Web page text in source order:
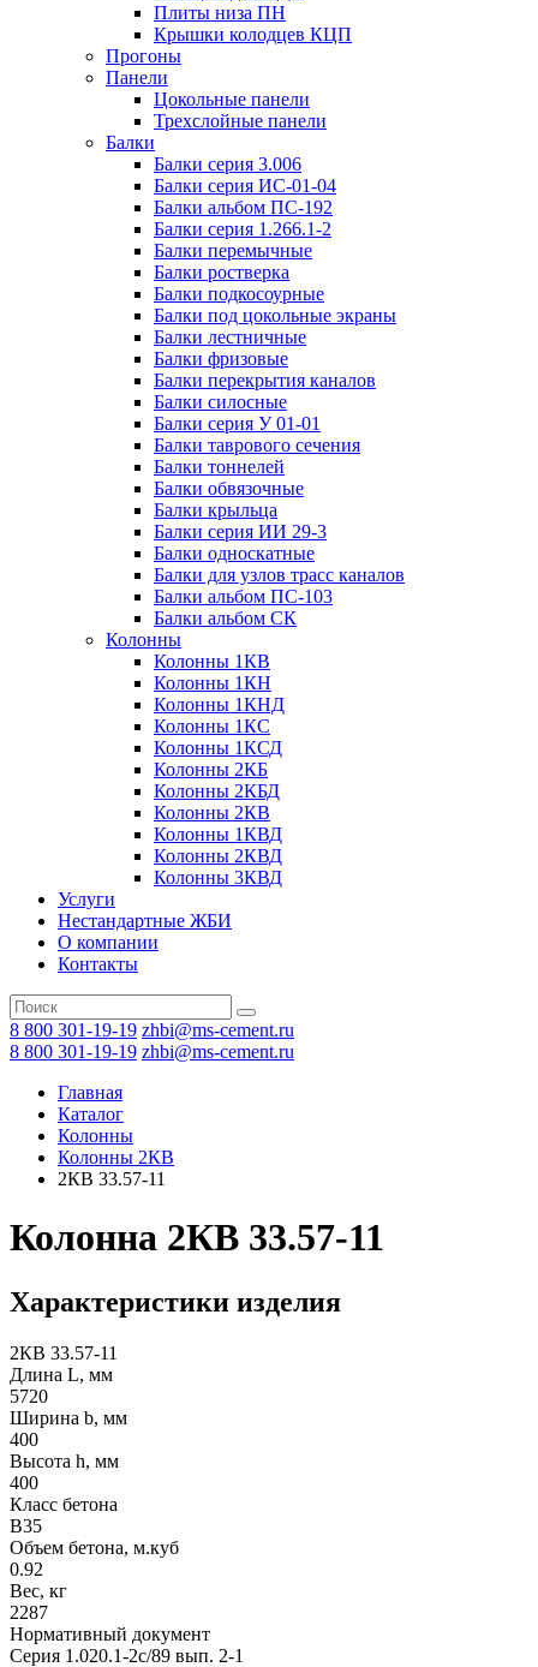
Плиты низа ПН
Крышки колодцев КЦП
Прогоны
Панели
Цокольные панели
Трехслойные панели
Балки
Балки серия 3.006
Балки серия ИС-01-04
Балки альбом ПС-192
Балки серия 1.266.1-2
Балки перемычные
Балки ростверка
Балки подкосоурные
Балки под цокольные экраны
Балки лестничные
Балки фризовые
Балки перекрытия каналов
Балки силосные
Балки серия У 01-01
Балки таврового сечения
Балки тоннелей
Балки обвязочные
Балки крыльца
Балки серия ИИ 29-3
Балки односкатные
Балки для узлов трасс каналов
Балки альбом ПС-103
Балки альбом СК
Колонны
Колонны 1КВ
Колонны 1КН
Колонны 1КНД
Колонны 1КС
Колонны 1КСД
Колонны 2КБ
Колонны 2КБД
Колонны 2КВ
Колонны 1КВД
Колонны 2КВД
Колонны 3КВД
Услуги
Нестандартные ЖБИ
О компании
Контакты
8 800 301-19-19 zhbi@ms-cement.ru
8 800 301-19-19 zhbi@ms-cement.ru
Главная
Каталог
Колонны
Колонны 2КВ
2КВ 33.57-11
Колонна 2КВ 33.57-11
Характеристики изделия
2КВ 33.57-11
Длина L, мм
5720
Ширина b, мм
400
Высота h, мм
400
Класс бетона
В35
Объем бетона, м.куб
0.92
Вес, кг
2287
Нормативный документ
Серия 1.020.1-2с/89 вып. 2-1